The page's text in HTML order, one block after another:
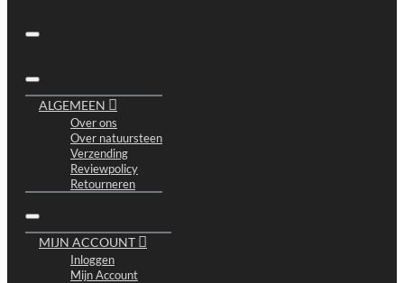
ALGEMEEN
Over ons
Over natuursteen
Verzending
Reviewpolicy
Retourneren
MIJN ACCOUNT
Inloggen
Mijn Account